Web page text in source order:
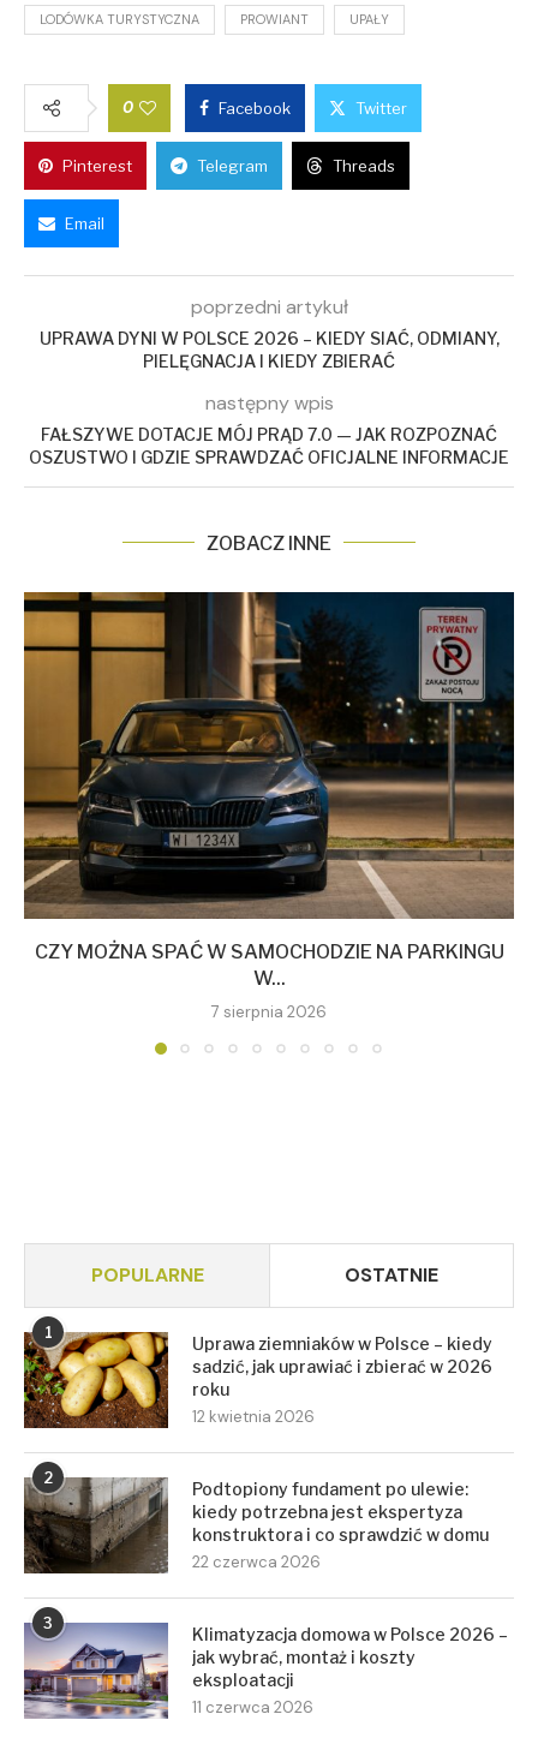
LODÓWKA TURYSTYCZNA PROWIANT UPAŁY
0 Facebook Twitter
Pinterest Telegram Threads
Email
poprzedni artykuł
UPRAWA DYNI W POLSCE 2026 – KIEDY SIAĆ, ODMIANY,
PIELĘGNACJA I KIEDY ZBIERAĆ
następny wpis
FAŁSZYWE DOTACJE MÓJ PRĄD 7.0 — JAK ROZPOZNAĆ
OSZUSTWO I GDZIE SPRAWDZAĆ OFICJALNE INFORMACJE
ZOBACZ INNE
CZY MOŻNA SPAĆ W SAMOCHODZIE NA PARKINGU
W...
7 sierpnia 2026
POPULARNE OSTATNIE
1
Uprawa ziemniaków w Polsce – kiedy
sadzić, jak uprawiać i zbierać w 2026
roku
12 kwietnia 2026
2
Podtopiony fundament po ulewie:
kiedy potrzebna jest ekspertyza
konstruktora i co sprawdzić w domu
22 czerwca 2026
3
Klimatyzacja domowa w Polsce 2026 –
jak wybrać, montaż i koszty
eksploatacji
11 czerwca 2026